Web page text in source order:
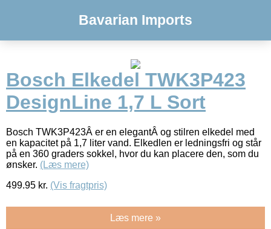
Bavarian Imports
Bosch Elkedel TWK3P423
DesignLine 1,7 L Sort
Bosch TWK3P423Â er en elegantÂ og stilren elkedel med
en kapacitet på 1,7 liter vand. Elkedlen er ledningsfri og står
på en 360 graders sokkel, hvor du kan placere den, som du
ønsker. (Læs mere)
499.95 kr. (Vis fragtpris)
Læs mere »